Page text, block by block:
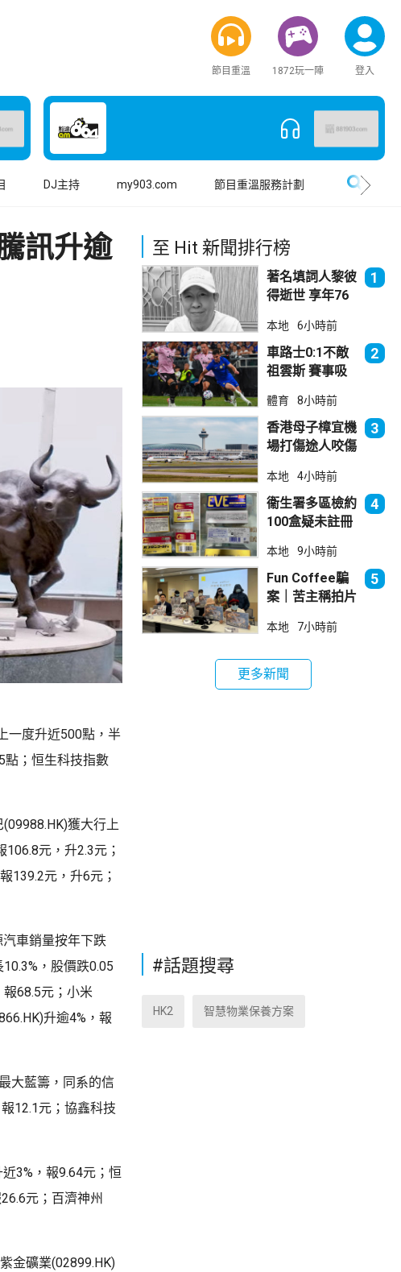
節目重溫 1872玩一陣 登入
DJ主持 my903.com 節目重溫服務計劃
訊升逾
一度升近500點，半
點；恒生科技指數
獲大行上
元，升2.3元；
139.2元，升6元；
車銷量按年下跌
，股價跌0.05
報68.5元；小米
升逾4%，報
大藍籌，同系的信
12.1元；協鑫科技
3%，報9.64元；恒
元；百濟神州
金礦業(02899.HK)
至 Hit 新聞排行榜
著名填詞人黎彼
得逝世 享年76
1
本地 6小時前
車路士0:1不敵
祖雲斯 賽事吸
入場
2
體育 8小時前
香港母子樟宜機
場打傷途人咬傷
法院判囚
3
本地 4小時前
衞生署多區檢約
100盒疑未註冊
拘38歲男子
4
本地 9小時前
Fun Coffee騙
案｜苦主稱拍片
立法會議員倡加
5
本地 7小時前
更多新聞
#話題搜尋
HK2 智慧物業保養方案